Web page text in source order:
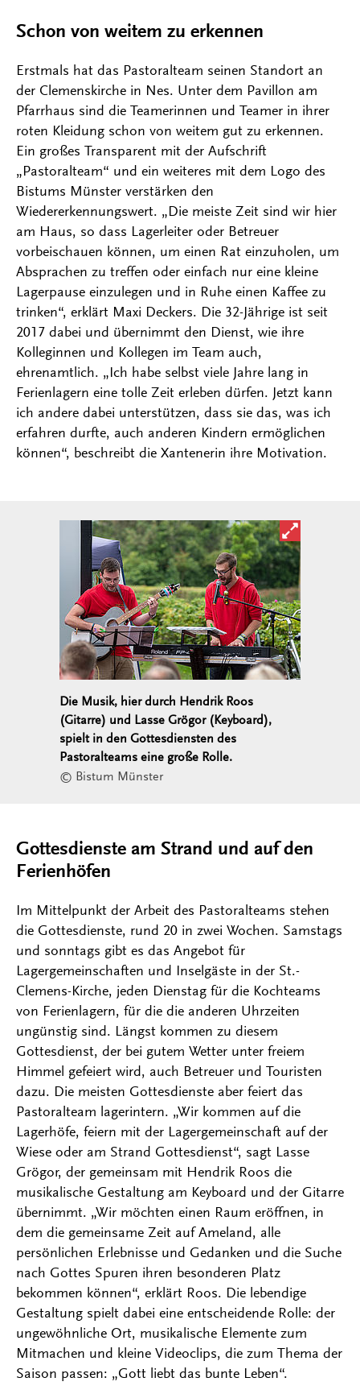
Schon von weitem zu erkennen
Erstmals hat das Pastoralteam seinen Standort an
der Clemenskirche in Nes. Unter dem Pavillon am
Pfarrhaus sind die Teamerinnen und Teamer in ihrer
roten Kleidung schon von weitem gut zu erkennen.
Ein großes Transparent mit der Aufschrift
„Pastoralteam“ und ein weiteres mit dem Logo des
Bistums Münster verstärken den
Wiedererkennungswert. „Die meiste Zeit sind wir hier
am Haus, so dass Lagerleiter oder Betreuer
vorbeischauen können, um einen Rat einzuholen, um
Absprachen zu treffen oder einfach nur eine kleine
Lagerpause einzulegen und in Ruhe einen Kaffee zu
trinken“, erklärt Maxi Deckers. Die 32-Jährige ist seit
2017 dabei und übernimmt den Dienst, wie ihre
Kolleginnen und Kollegen im Team auch,
ehrenamtlich. „Ich habe selbst viele Jahre lang in
Ferienlagern eine tolle Zeit erleben dürfen. Jetzt kann
ich andere dabei unterstützen, dass sie das, was ich
erfahren durfte, auch anderen Kindern ermöglichen
können“, beschreibt die Xantenerin ihre Motivation.
Bild in
Die Musik, hier durch Hendrik Roos
(Gitarre) und Lasse Grögor (Keyboard),
spielt in den Gottesdiensten des
Pastoralteams eine große Rolle.
© Bistum Münster
Gottesdienste am Strand und auf den
Ferienhöfen
Im Mittelpunkt der Arbeit des Pastoralteams stehen
die Gottesdienste, rund 20 in zwei Wochen. Samstags
und sonntags gibt es das Angebot für
Lagergemeinschaften und Inselgäste in der St.-
Clemens-Kirche, jeden Dienstag für die Kochteams
von Ferienlagern, für die die anderen Uhrzeiten
ungünstig sind. Längst kommen zu diesem
Gottesdienst, der bei gutem Wetter unter freiem
Himmel gefeiert wird, auch Betreuer und Touristen
dazu. Die meisten Gottesdienste aber feiert das
Pastoralteam lagerintern. „Wir kommen auf die
Lagerhöfe, feiern mit der Lagergemeinschaft auf der
Wiese oder am Strand Gottesdienst“, sagt Lasse
Grögor, der gemeinsam mit Hendrik Roos die
musikalische Gestaltung am Keyboard und der Gitarre
übernimmt. „Wir möchten einen Raum eröffnen, in
dem die gemeinsame Zeit auf Ameland, alle
persönlichen Erlebnisse und Gedanken und die Suche
nach Gottes Spuren ihren besonderen Platz
bekommen können“, erklärt Roos. Die lebendige
Gestaltung spielt dabei eine entscheidende Rolle: der
ungewöhnliche Ort, musikalische Elemente zum
Mitmachen und kleine Videoclips, die zum Thema der
Saison passen: „Gott liebt das bunte Leben“.